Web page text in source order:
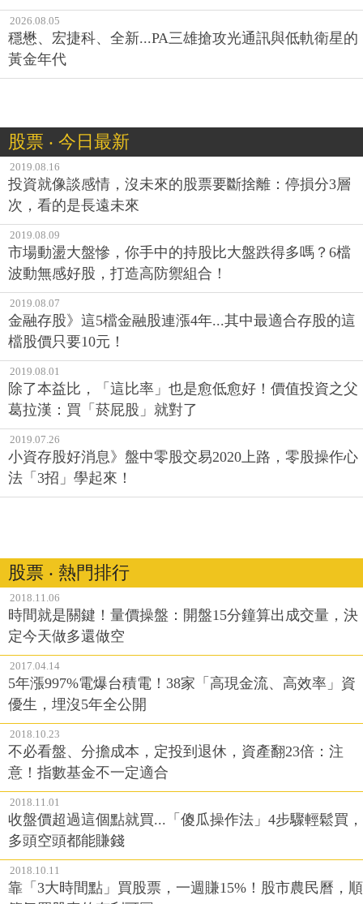
2026.08.05
穩懋、宏捷科、全新...PA三雄搶攻光通訊與低軌衛星的
黃金年代
股票 ‧ 今日最新
2019.08.16
投資就像談感情，沒未來的股票要斷捨離：停損分3層
次，看的是長遠未來
2019.08.09
市場動盪大盤慘，你手中的持股比大盤跌得多嗎？6檔
波動無感好股，打造高防禦組合！
2019.08.07
金融存股》這5檔金融股連漲4年...其中最適合存股的這
檔股價只要10元！
2019.08.01
除了本益比，「這比率」也是愈低愈好！價值投資之父
葛拉漢：買「菸屁股」就對了
2019.07.26
小資存股好消息》盤中零股交易2020上路，零股操作心
法「3招」學起來！
股票 ‧ 熱門排行
2018.11.06
時間就是關鍵！量價操盤：開盤15分鐘算出成交量，決
定今天做多還做空
2017.04.14
5年漲997%電爆台積電！38家「高現金流、高效率」資
優生，埋沒5年全公開
2018.10.23
不必看盤、分擔成本，定投到退休，資產翻23倍：注
意！指數基金不一定適合
2018.11.01
收盤價超過這個點就買...「傻瓜操作法」4步驟輕鬆買，
多頭空頭都能賺錢
2018.10.11
靠「3大時間點」買股票，一週賺15%！股市農民曆，順